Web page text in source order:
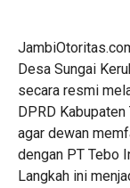
Desa Sungai
secara resmi
DPRD
agar dewan
dengan PT Tebo
Langkah ini